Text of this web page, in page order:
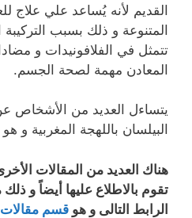
القديم لأنه يُساعد علي علاج
المتنوعة و ذلك بسبب
تتمثل في الفلافونيدات و
المعادن مهمة لصحة الجسم.
يتساءل العديد من الأشخاص
البيلسان باللهجة المغربية و هو
هناك العديد من المقالات
تقوم بالاطلاع عليها أيضاً و
الرابط التالى و هو قسم